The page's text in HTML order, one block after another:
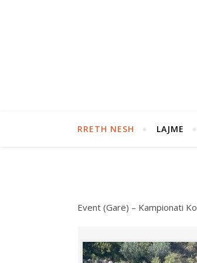
RRETH NESH LAJME
Event (Garë) – Kampionati